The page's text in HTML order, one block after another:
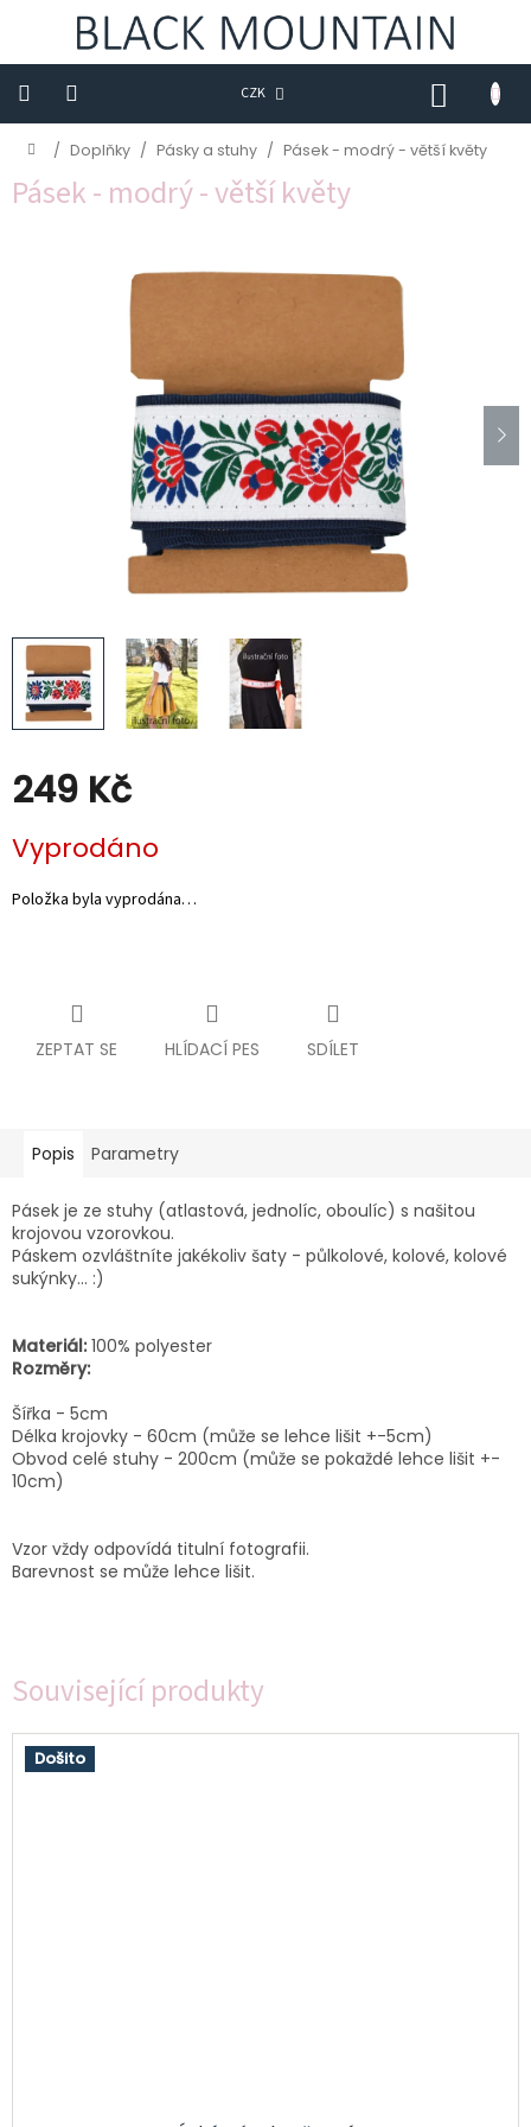
CZK
KOŠÍK
Novinky
BLACK
Poukazy
Slevy
Domů
/ Doplňky / Pásky a stuhy / Pásek - modrý - větší květy
Pásek - modrý - větší květy
249 Kč
cena:
Vyprodáno
Položka byla vyprodána…
ZEPTAT SE HLÍDACÍ PES SDÍLET
Související produkty
Došito
Popis Parametry
Pásek je ze stuhy (atlastová, jednolíc, oboulíc) s našitou
krojovou vzorovkou.
Páskem ozvláštníte jakékoliv šaty - půlkolové, kolové, kolové
sukýnky... :)
Materiál: 100% polyester
Rozměry:
Šířka - 5cm
Délka krojovky - 60cm (může se lehce lišit +-5cm)
Obvod celé stuhy - 200cm (může se pokaždé lehce lišit +-
10cm)
Vzor vždy odpovídá titulní fotografii.
Barevnost se může lehce lišit.